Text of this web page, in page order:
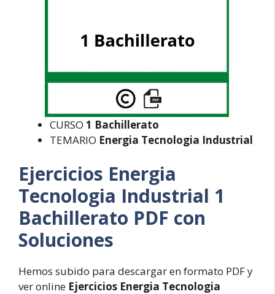
CURSO 1 Bachillerato
TEMARIO Energia Tecnologia Industrial
Ejercicios Energia
Tecnologia Industrial 1
Bachillerato PDF con
Soluciones
Hemos subido para descargar en formato PDF y
ver online Ejercicios Energia Tecnologia